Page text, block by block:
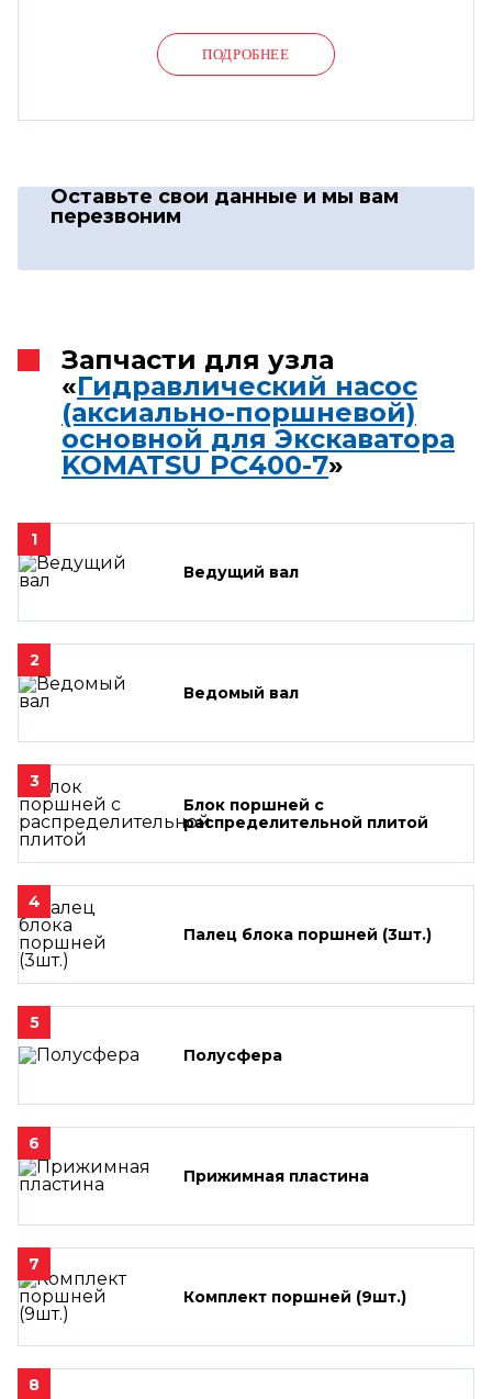
ПОДРОБНЕЕ
Оставьте свои данные и мы вам
перезвоним
Запчасти для узла
«Гидравлический насос
(аксиально-поршневой)
основной для Экскаватора
KOMATSU PC400-7»
1
Ведущий вал
2
Ведомый вал
3
Блок поршней c
распределительной плитой
4
Палец блока поршней (3шт.)
5
Полусфера
6
Прижимная пластина
7
Комплект поршней (9шт.)
8